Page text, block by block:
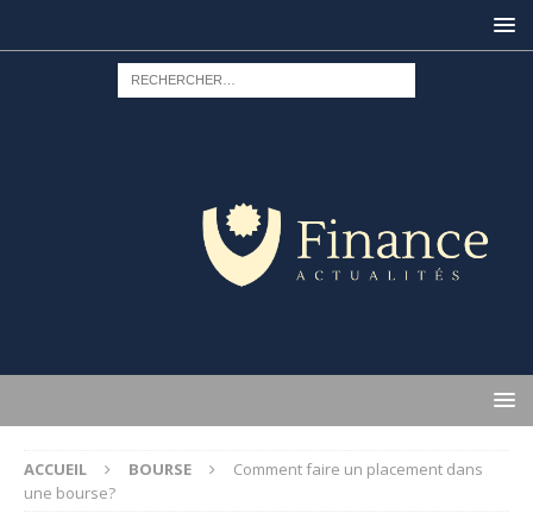
ACCUEIL BOURSE
Comment faire un placement dans
une bourse?